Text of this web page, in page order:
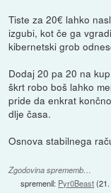
Tiste za 20€ lahko
izgubi, kot če ga
kibernetski grob
Dodaj 20 pa 20 na
škrt robo boš lahko
pride da enkrat
dlje časa.
Osnova stabilnega
Zgodovina sprememb…
spremenil: Pyr0Beast(